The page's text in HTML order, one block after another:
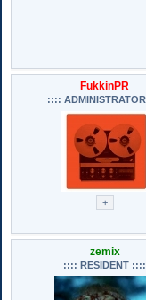
FukkinPR
::::
zemix
:::: RESIDENT ::::